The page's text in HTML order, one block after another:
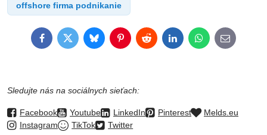
offshore firma podnikanie
FacebookTwitterBlueskyPinterestRedditLinkedInWhatsApp
E-
mail
Sledujte nás na sociálnych sieťach:
Facebook Youtube LinkedIn Pinterest
Melds.eu
Instagram
TikTok Twitter